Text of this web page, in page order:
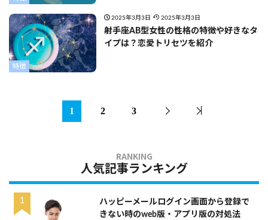
特徴
2025年3月3日 2025年3月3日
射手座AB型女性の性格の特徴や好きなタ
イプは？恋愛トリセツを紹介
1 2 3
人気記事ランキング
ハッピーメールログイン画面から登録で
きない時のweb版・アプリ版の対処法